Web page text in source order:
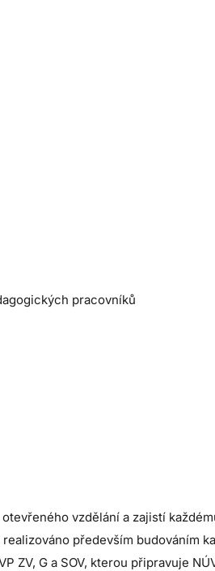
pracovníků
vzdělání a zajistí
především budováním
ZV, G a SOV, kterou připravuje